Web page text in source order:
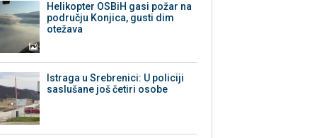
Helikopter OSBiH gasi požar na
području Konjica, gusti dim
otežava
Istraga u Srebrenici: U policiji
saslušane još četiri osobe